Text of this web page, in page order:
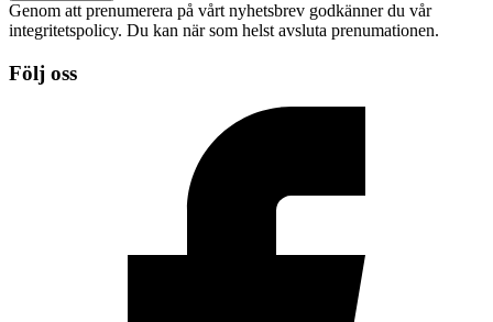
Genom att prenumerera på vårt nyhetsbrev godkänner du vår
integritetspolicy. Du kan när som helst avsluta prenumationen.
Följ oss